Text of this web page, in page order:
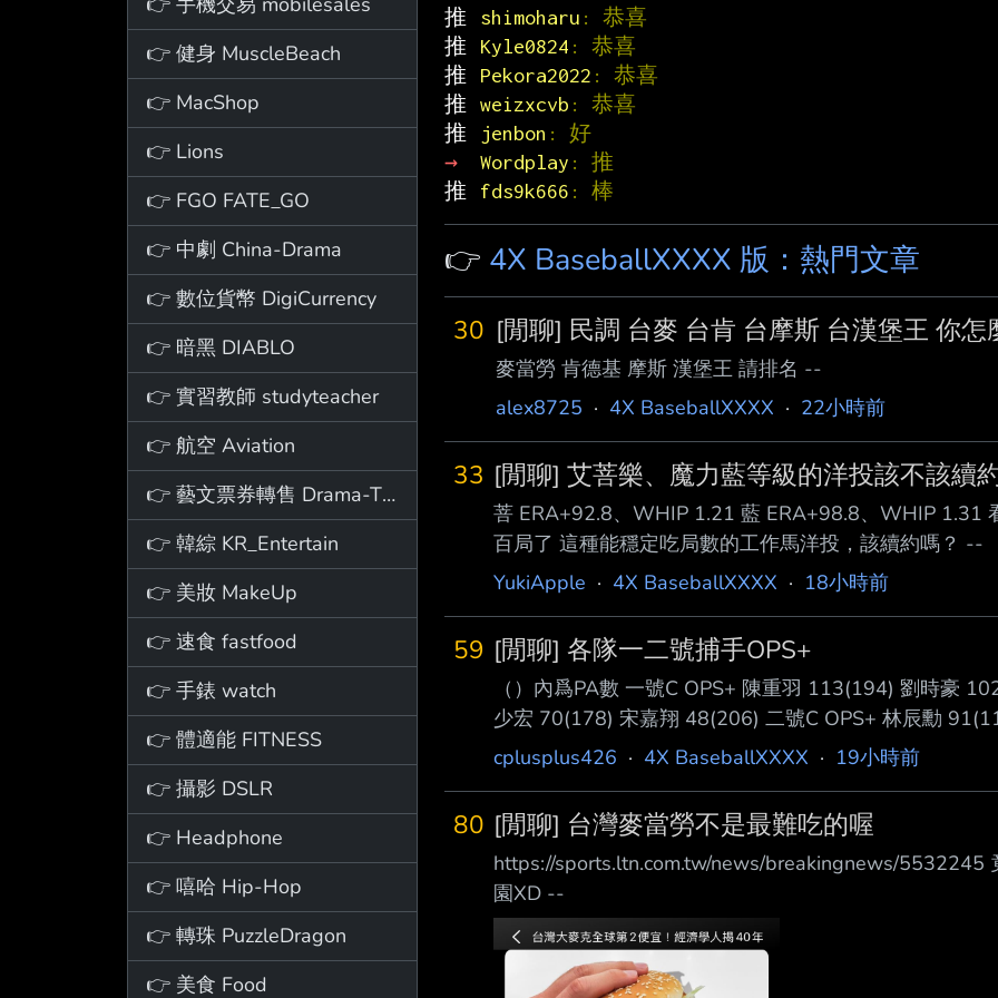
👉 健身 MuscleBeach
👉 MacShop
👉 Lions
👉 FGO FATE_GO
👉 中劇 China-Drama
👉 數位貨幣 DigiCurrency
👉 暗黑 DIABLO
👉 實習教師 studyteacher
👉 航空 Aviation
👉 藝文票券轉售 Drama-Ticket
👉 韓綜 KR_Entertain
👉 美妝 MakeUp
👉 速食 fastfood
👉 手錶 watch
👉 體適能 FITNESS
👉 攝影 DSLR
👉 Headphone
👉 嘻哈 Hip-Hop
👉 轉珠 PuzzleDragon
👉 美食 Food
推 shimoharu : 恭喜
推
Kyle0824 : 恭喜
推
Pekora2022 : 恭喜
推 weizxcvb : 恭喜
推
jenbon : 好
→
Wordplay : 推
推
fds9k666 : 棒
👉 4X BaseballXXXX 版：熱門文章
30 [閒聊] 民調 台麥 台肯 台摩斯 台漢堡王 你怎
麥當勞 肯德基 摩斯 漢堡王 請排名 --
alex8725 · 4X BaseballXXXX · 22小時前
33 [閒聊] 艾菩樂、魔力藍等級的洋投該不該續
菩 ERA+92.8、WHIP 1.21 藍 ERA+98.8、WHIP 1.31
百局了 這種能穩定吃局數的工作馬洋投，該續約嗎？ --
YukiApple · 4X BaseballXXXX · 18小時前
59 [閒聊] 各隊一二號捕手OPS+
（）內爲PA數 一號C OPS+ 陳重羽 113(194) 劉時豪
少宏 70(178) 宋嘉翔 48(206) 二號C OPS+ 林辰勳
47(47) 陳統恩 32(32) 陳世嘉 -17(87) ---- Sent from
cplusplus426 · 4X BaseballXXXX · 19小時前
80 [閒聊] 台灣麥當勞不是最難吃的喔
https://sports.ltn.com.tw/news/breakingnews/5532245
園XD --